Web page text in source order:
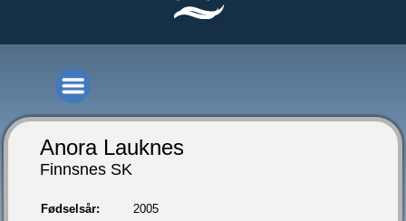
Anora Lauknes
Finnsnes SK
Fødselsår:
2005